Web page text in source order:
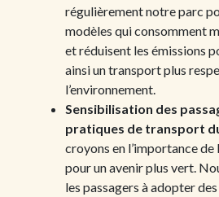
régulièrement notre parc
modèles qui consomment
et réduisent les émissions
ainsi un transport plus
l’environnement.
Sensibilisation des
pratiques de transport
croyons en l’importance
pour un avenir plus vert.
les passagers à adopter